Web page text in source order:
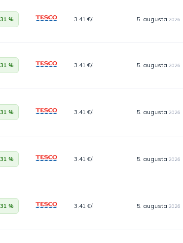
31 % 3.41 €/l 5. augusta 2026
31 % 3.41 €/l 5. augusta 2026
31 % 3.41 €/l 5. augusta 2026
31 % 3.41 €/l 5. augusta 2026
31 % 3.41 €/l 5. augusta 2026